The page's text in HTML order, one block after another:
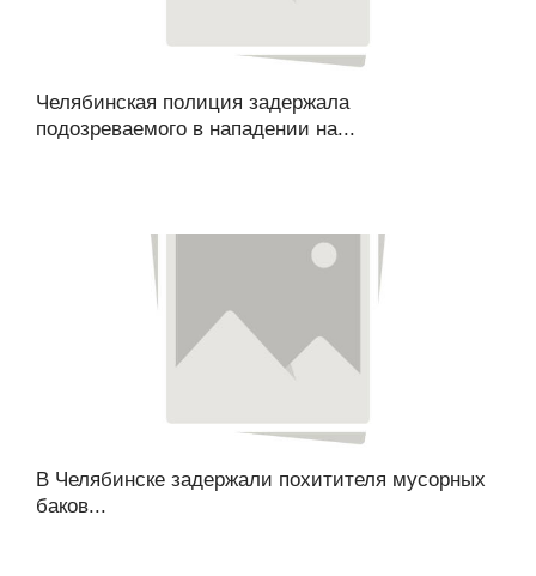
Челябинская полиция задержала
подозреваемого в нападении на...
В Челябинске задержали похитителя мусорных
баков...